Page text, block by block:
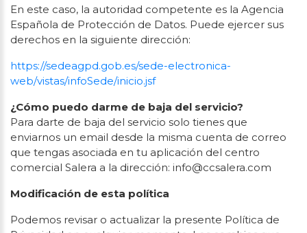
En este caso, la autoridad competente es la Agencia
Española de Protección de Datos. Puede ejercer sus
derechos en la siguiente dirección:
https://sedeagpd.gob.es/sede-electronica-
web/vistas/infoSede/inicio.jsf
¿Cómo puedo darme de baja del servicio?
Para darte de baja del servicio solo tienes que
enviarnos un email desde la misma cuenta de correo
que tengas asociada en tu aplicación del centro
comercial Salera a la dirección: info@ccsalera.com
Modificación de esta política
Podemos revisar o actualizar la presente Política de